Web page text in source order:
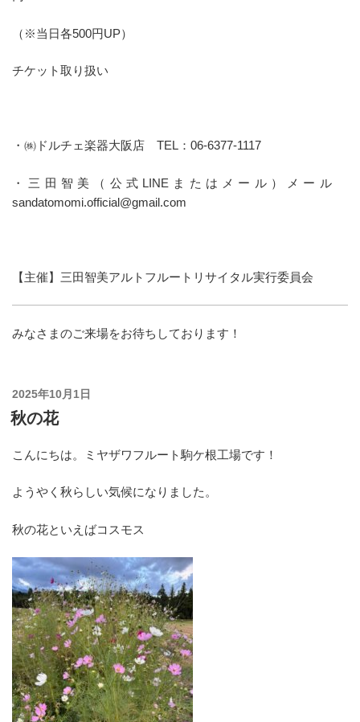
（※当日各500円UP）
チケット取り扱い
・㈱ドルチェ楽器大阪店 TEL：06-6377-1117
・三田智美（公式LINEまたはメール）メール
sandatomomi.official@gmail.com
【主催】三田智美アルトフルートリサイタル実行委員会
みなさまのご来場をお待ちしております！
投
稿
2025年10月1日
秋の花
こんにちは。ミヤザワフルート駒ケ根工場です！
ようやく秋らしい気候になりました。
秋の花といえばコスモス